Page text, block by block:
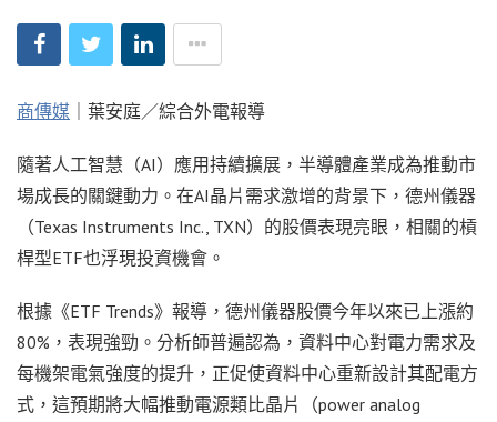
商傳媒 ｜葉安庭／綜合外電報導
隨著人工智慧（AI）應用持續擴展，半導體產業成為推動市
場成長的關鍵動力。在AI晶片需求激增的背景下，德州儀器
（Texas Instruments Inc., TXN）的股價表現亮眼，相關的槓
桿型ETF也浮現投資機會。
根據《ETF Trends》報導，德州儀器股價今年以來已上漲約
80%，表現強勁。分析師普遍認為，資料中心對電力需求及
每機架電氣強度的提升，正促使資料中心重新設計其配電方
式，這預期將大幅推動電源類比晶片（power analog